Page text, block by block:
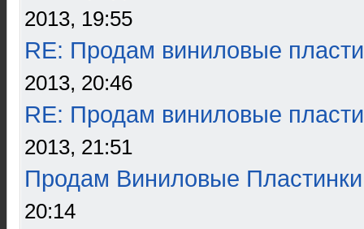
2013, 19:55
RE: Продам виниловые
2013, 20:46
RE: Продам виниловые
2013, 21:51
Продам Виниловые Пластинки
20:14